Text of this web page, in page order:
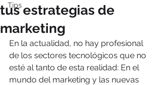
Tips
tus estrategias de
marketing
En la actualidad, no hay profesional
de los sectores tecnológicos que no
esté al tanto de esta realidad: En el
mundo del marketing y las nuevas